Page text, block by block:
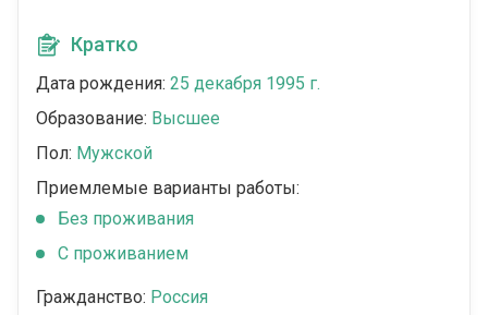
Кратко
Дата рождения: 25 декабря 1995 г.
Образование: Высшее
Пол: Мужской
Приемлемые варианты работы:
Без проживания
С проживанием
Гражданство: Россия